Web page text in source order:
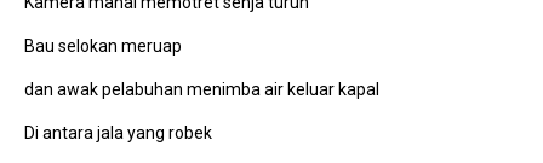
Bau selokan meruap
dan awak pelabuhan menimba air keluar kapal
Di antara jala yang robek